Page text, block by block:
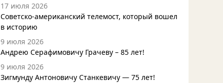
17 июля 2026
Советско-американский телемост, который вошел
в историю
9 июля 2026
Андрею Серафимовичу Грачеву – 85 лет!
9 июля 2026
Зигмунду Антоновичу Станкевичу — 75 лет!